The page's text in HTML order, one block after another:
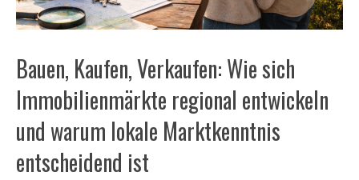
Bauen, Kaufen, Verkaufen: Wie sich
Immobilienmärkte regional entwickeln
und warum lokale Marktkenntnis
entscheidend ist